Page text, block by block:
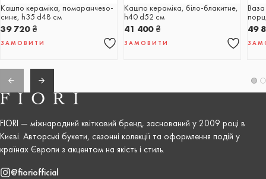
Кашпо кераміка, помаранчево-
синє, h35 d48 см
39 720 ₴
ЗАМОВИТИ
Кашпо кераміка, біло-блакитне,
h40 d52 cм
41 400 ₴
ЗАМОВИТИ
Ваза
49
FIORI — міжнародний квітковий бренд, заснований у 2009 році в
Києві. Авторські букети, сезонні колекції та оформлення подій у
країнах Європи з акцентом на якість і стиль.
@fioriofficial